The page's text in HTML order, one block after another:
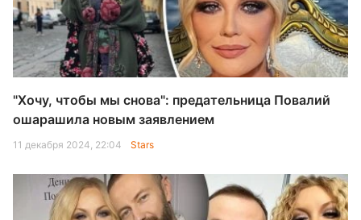
"Хочу, чтобы мы снова": предательница Повалий
ошарашила новым заявлением
11 декабря 2024, 22:04 Stars